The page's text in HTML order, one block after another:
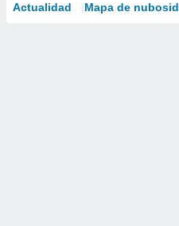
Actualidad Mapa de